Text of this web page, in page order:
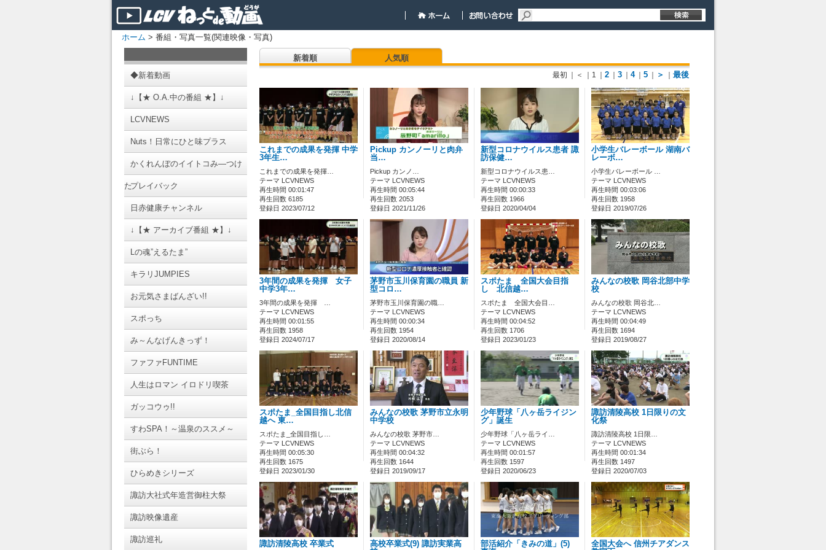
ホーム > 番組・写真一覧(関連映像・写真)
◆新着動画
↓【★ O.A.中の番組 ★】↓
LCVNEWS
Nuts！日常にひと味プラス
かくれんぼのイイトコみ―つけ
たプレイバック
日赤健康チャンネル
↓【★ アーカイブ番組 ★】↓
Lの魂”えるたま”
キラリJUMPIES
お元気さまばんざい!!
スポっち
み～んなげんきっず！
ファファFUNTIME
人生はロマン イロドリ喫茶
ガッコウゥ!!
すわSPA！～温泉のススメ～
街ぶら！
ひらめきシリーズ
諏訪大社式年造営御柱大祭
諏訪映像遺産
諏訪巡礼
新着順 人気順
最初 ｜＜ ｜1 2 3 4 5 ＞ 最後
これまでの成果を発揮 中学
3年生…
これまでの成果を発揮…
テーマ LCVNEWS
再生時間 00:01:47
再生回数 6185
登録日 2023/07/12
Pickup カンノーリと肉弁
当…
Pickup カンノ…
テーマ LCVNEWS
再生時間 00:05:44
再生回数 2053
登録日 2021/11/26
新型コロナウイルス患者 諏
訪保健…
新型コロナウイルス患…
テーマ LCVNEWS
再生時間 00:00:33
再生回数 1966
登録日 2020/04/04
小学生バレーボール 湖南バ
レーボ…
小学生バレーボール …
テーマ LCVNEWS
再生時間 00:03:06
再生回数 1958
登録日 2019/07/26
3年間の成果を発揮 女子
中学3年…
3年間の成果を発揮 …
テーマ LCVNEWS
再生時間 00:01:55
再生回数 1958
登録日 2024/07/17
茅野市玉川保育園の職員 新
型コロ…
茅野市玉川保育園の職…
テーマ LCVNEWS
再生時間 00:00:34
再生回数 1954
登録日 2020/08/14
スポたま 全国大会目指
し 北信越…
スポたま 全国大会目…
テーマ LCVNEWS
再生時間 00:04:52
再生回数 1706
登録日 2023/01/23
みんなの校歌 岡谷北部中学
校
みんなの校歌 岡谷北…
テーマ LCVNEWS
再生時間 00:04:49
再生回数 1694
登録日 2019/08/27
スポたま_全国目指し北信
越へ 東…
スポたま_全国目指し…
テーマ LCVNEWS
再生時間 00:05:30
再生回数 1675
登録日 2023/01/30
みんなの校歌 茅野市立永明
中学校
みんなの校歌 茅野市…
テーマ LCVNEWS
再生時間 00:04:32
再生回数 1644
登録日 2019/09/17
少年野球「八ヶ岳ライジン
グ」誕生
少年野球「八ヶ岳ライ…
テーマ LCVNEWS
再生時間 00:01:57
再生回数 1597
登録日 2020/06/23
諏訪清陵高校 1日限りの文
化祭
諏訪清陵高校 1日限…
テーマ LCVNEWS
再生時間 00:01:34
再生回数 1497
登録日 2020/07/03
諏訪清陵高校 卒業式
高校卒業式(9) 諏訪実業高
部活紹介「きみの道」(5)
全国大会へ 信州チアダンス